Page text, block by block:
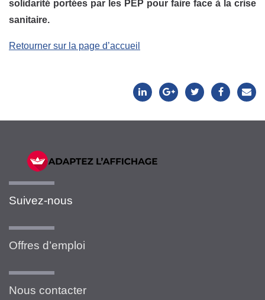
solidarité portées par les PEP pour faire face à la crise
sanitaire.
Retourner sur la page d’accueil
Suivez-nous
Offres d’emploi
Nous contacter